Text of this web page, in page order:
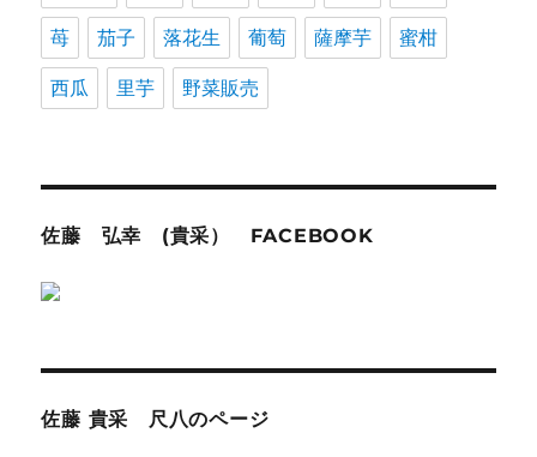
苺 茄子 落花生 葡萄 薩摩芋 蜜柑
西瓜 里芋 野菜販売
佐藤 弘幸 (貴采） FACEBOOK
佐藤 貴采 尺八のページ